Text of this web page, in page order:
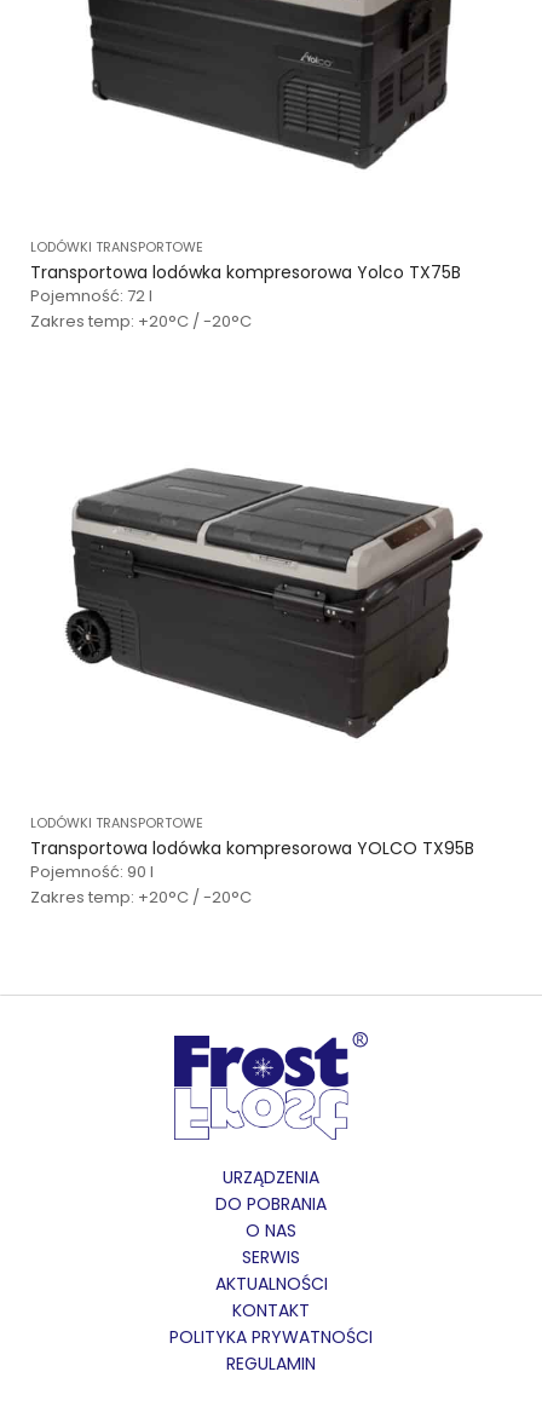
LODÓWKI TRANSPORTOWE
Transportowa lodówka kompresorowa Yolco TX75B
Pojemność: 72 l
Zakres temp: +20°C / -20°C
LODÓWKI TRANSPORTOWE
Transportowa lodówka kompresorowa YOLCO TX95B
Pojemność: 90 l
Zakres temp: +20°C / -20°C
URZĄDZENIA
DO POBRANIA
O NAS
SERWIS
AKTUALNOŚCI
KONTAKT
POLITYKA PRYWATNOŚCI
REGULAMIN